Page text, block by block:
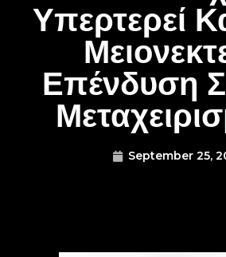
Υπερτερεί
Επένδυση
September 25,